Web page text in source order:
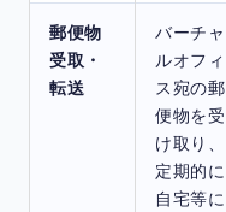
郵便物
受取・
転送
バーチャ
ルオフィ
ス宛の郵
便物を受
け取り、
定期的に
自宅等に